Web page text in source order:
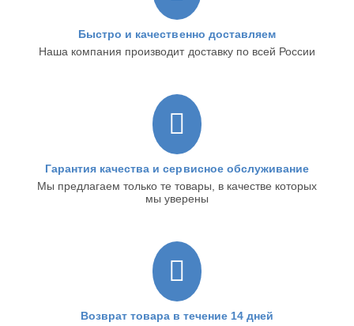
Быстро и качественно доставляем
Наша компания производит доставку по всей России
Гарантия качества и сервисное обслуживание
Мы предлагаем только те товары, в качестве которых
мы уверены
Возврат товара в течение 14 дней